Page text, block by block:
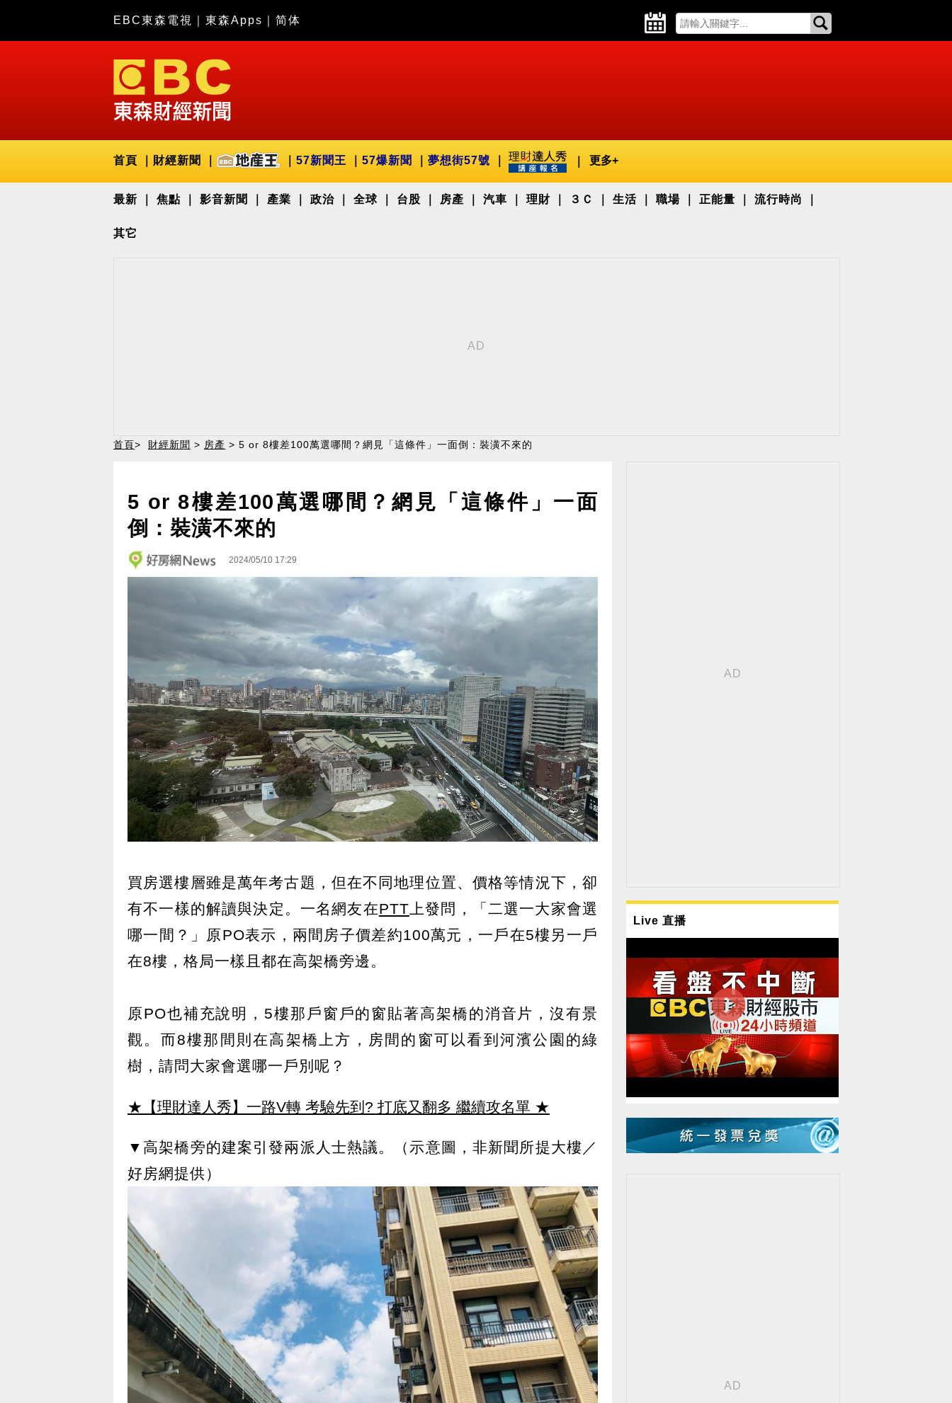
EBC東森電視 東森Apps 简体
首頁 財經新聞 57新聞王 57爆新聞 夢想街57號 更多+
最新 焦點 影音新聞 產業 政治 全球 台股 房產 汽車 理財 ３Ｃ 生活 職場 正能量 流行時尚
其它
首頁> 財經新聞 > 房產 > 5 or 8樓差100萬選哪間？網見「這條件」一面倒：裝潢不來的
5 or 8樓差100萬選哪間？網見「這條件」一面
倒：裝潢不來的
2024/05/10 17:29
買房選樓層雖是萬年考古題，但在不同地理位置、價格等情況下，卻
有不一樣的解讀與決定。一名網友在PTT 上發問，「二選一大家會選
哪一間？」原PO表示，兩間房子價差約100萬元，一戶在5樓另一戶
在8樓，格局一樣且都在高架橋旁邊。
原PO也補充說明，5樓那戶窗戶的窗貼著高架橋的消音片，沒有景
觀。而8樓那間則在高架橋上方，房間的窗可以看到河濱公園的綠
樹，請問大家會選哪一戶別呢？
★【理財達人秀】一路V轉 考驗先到? 打底又翻多 繼續攻名單 ★
▼高架橋旁的建案引發兩派人士熱議。（示意圖，非新聞所提大樓／
好房網提供）
Live 直播